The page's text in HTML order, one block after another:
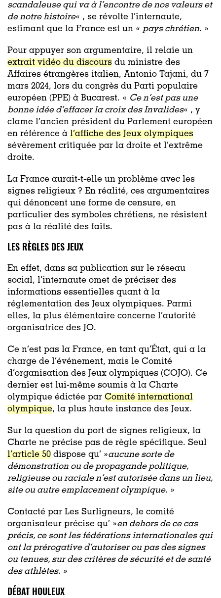
scandaleuse qui va à l’encontre de nos valeurs et
de notre histoire« , se révolte l’internaute,
estimant que la France est un « pays chrétien. »
Pour appuyer son argumentaire, il relaie un
extrait vidéo du discours du ministre des
Affaires étrangères italien, Antonio Tajani, du 7
mars 2024, lors du congrès du Parti populaire
européen (PPE) à Bucarest. « Ce n’est pas une
bonne idée d’effacer la croix des Invalides« , y
clame l’ancien président du Parlement européen
en référence à l’affiche des Jeux olympiques
sévèrement critiquée par la droite et l’extrême
droite.
La France aurait-t-elle un problème avec les
signes religieux ? En réalité, ces argumentaires
qui dénoncent une forme de censure, en
particulier des symboles chrétiens, ne résistent
pas à la réalité des faits.
LES RÈGLES DES JEUX
En effet, dans sa publication sur le réseau
social, l’internaute omet de préciser des
informations essentielles quant à la
réglementation des Jeux olympiques. Parmi
elles, la plus élémentaire concerne l’autorité
organisatrice des JO.
Ce n’est pas la France, en tant qu’État, qui a la
charge de l’événement, mais le Comité
d’organisation des Jeux olympiques (COJO). Ce
dernier est lui-même soumis à la Charte
olympique édictée par Comité international
olympique, la plus haute instance des Jeux.
Sur la question du port de signes religieux, la
Charte ne précise pas de règle spécifique. Seul
l’article 50 dispose qu’ »aucune sorte de
démonstration ou de propagande politique,
religieuse ou raciale n’est autorisée dans un lieu,
site ou autre emplacement olympique. »
Contacté par Les Surligneurs, le comité
organisateur précise qu’ »en dehors de ce cas
précis, ce sont les fédérations internationales qui
ont la prérogative d’autoriser ou pas des signes
ou tenues, sur des critères de sécurité et de santé
des athlètes. »
DÉBAT HOULEUX